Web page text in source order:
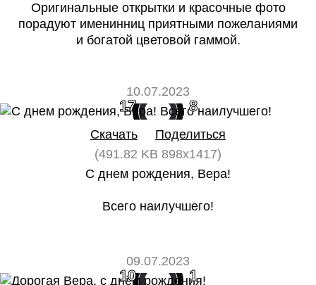
Оригинальные открытки и красочные фото
порадуют именинниц приятными пожеланиями
и богатой цветовой гаммой.
10.07.2023
17 8
Скачать
Поделиться
(491.82 KB 898x1417)
С днем рождения, Вера!
Всего наилучшего!
09.07.2023
10 1